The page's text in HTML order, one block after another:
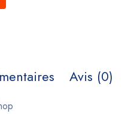
Avis (0)